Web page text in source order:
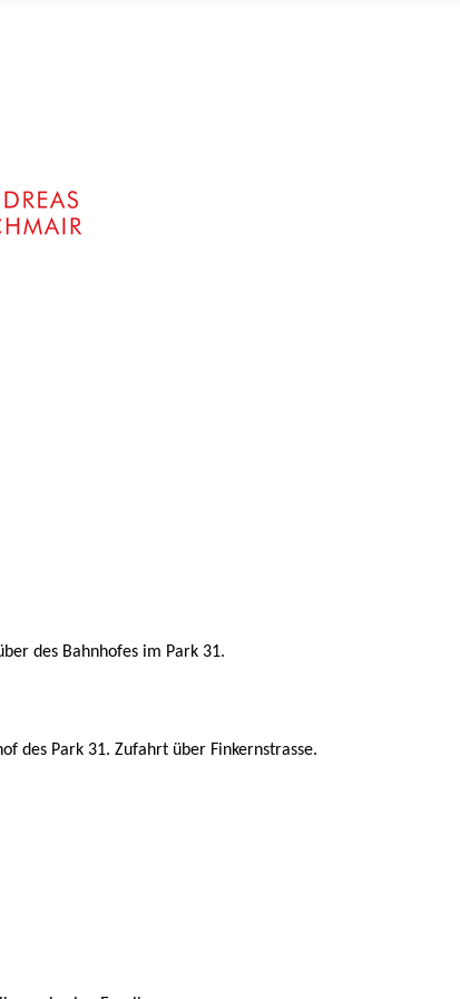
des Bahnhofes im Park 31.
des Park 31. Zufahrt über Finkernstrasse.